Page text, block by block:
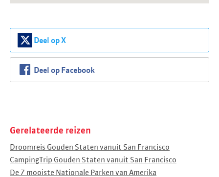
Deel op X
Deel op Facebook
Gerelateerde reizen
Droomreis Gouden Staten vanuit San Francisco
CampingTrip Gouden Staten vanuit San Francisco
De 7 mooiste Nationale Parken van Amerika